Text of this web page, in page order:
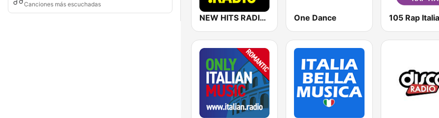
Canciones más escuchadas
NEW HITS RADIO Italia One Dance 105 Rap Italia